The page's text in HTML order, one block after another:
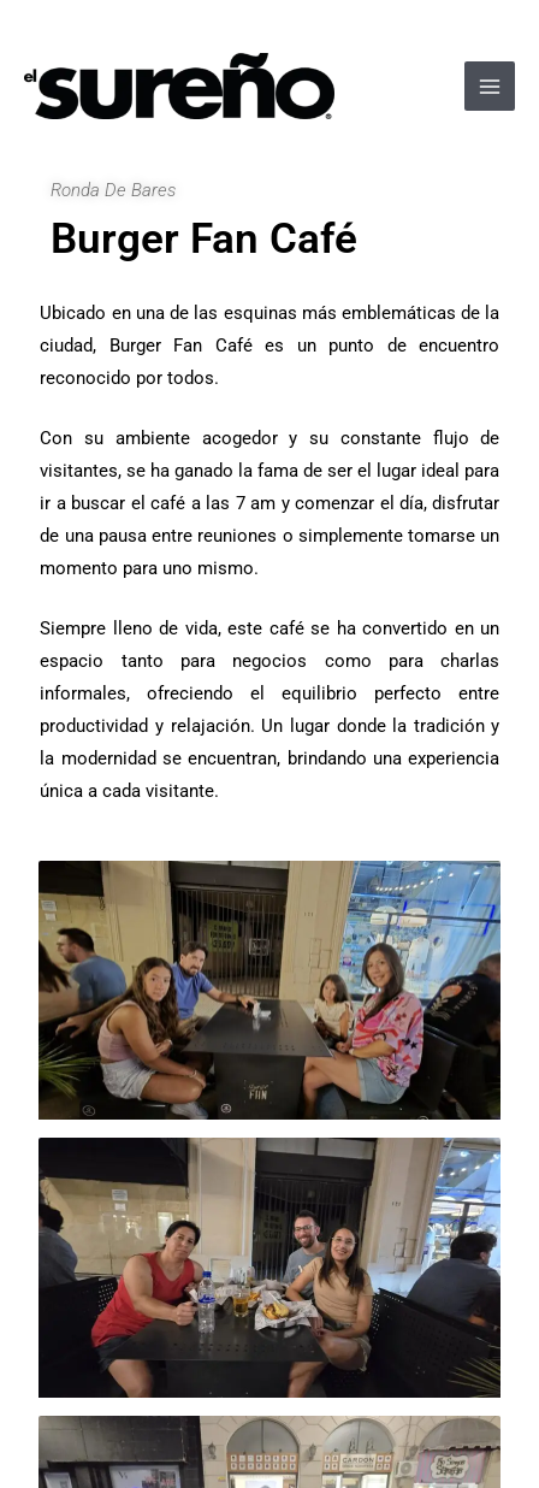
contenido
Ronda De Bares
Burger Fan Café
Ubicado en una de las esquinas más emblemáticas de la
ciudad, Burger Fan Café es un punto de encuentro
reconocido por todos.
Con su ambiente acogedor y su constante flujo de
visitantes, se ha ganado la fama de ser el lugar ideal para
ir a buscar el café a las 7 am y comenzar el día, disfrutar
de una pausa entre reuniones o simplemente tomarse un
momento para uno mismo.
Siempre lleno de vida, este café se ha convertido en un
espacio tanto para negocios como para charlas
informales, ofreciendo el equilibrio perfecto entre
productividad y relajación. Un lugar donde la tradición y
la modernidad se encuentran, brindando una experiencia
única a cada visitante.
entradas